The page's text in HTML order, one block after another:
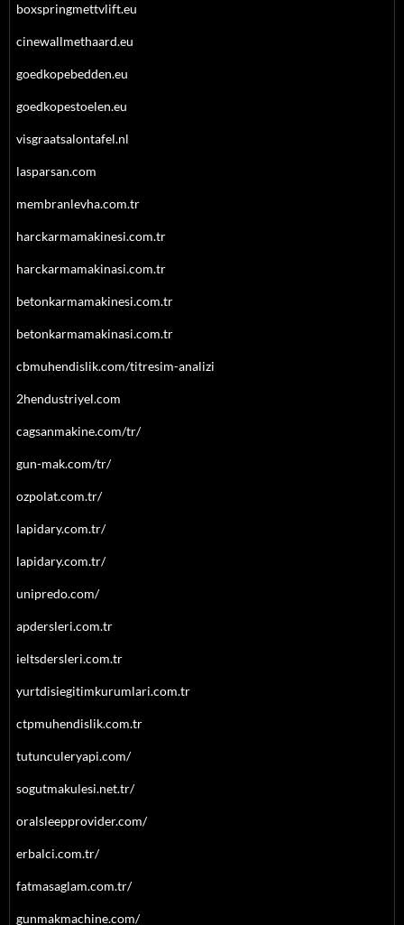
boxspringmettvlift.eu
cinewallmethaard.eu
goedkopebedden.eu
goedkopestoelen.eu
visgraatsalontafel.nl
lasparsan.com
membranlevha.com.tr
harckarmamakinesi.com.tr
harckarmamakinasi.com.tr
betonkarmamakinesi.com.tr
betonkarmamakinasi.com.tr
cbmuhendislik.com/titresim-analizi
2hendustriyel.com
cagsanmakine.com/tr/
gun-mak.com/tr/
ozpolat.com.tr/
lapidary.com.tr/
lapidary.com.tr/
unipredo.com/
apdersleri.com.tr
ieltsdersleri.com.tr
yurtdisiegitimkurumlari.com.tr
ctpmuhendislik.com.tr
tutunculeryapi.com/
sogutmakulesi.net.tr/
oralsleepprovider.com/
erbalci.com.tr/
fatmasaglam.com.tr/
gunmakmachine.com/